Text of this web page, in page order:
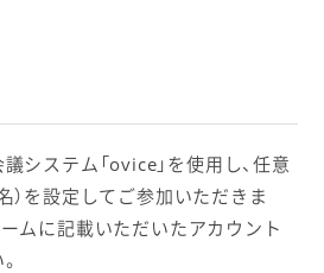
システム「ovice」を使用し、任意
）を設定してご参加いただきま
ムに記載いただいたアカウント